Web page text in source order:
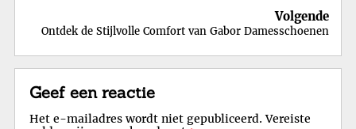
Volgende
Ontdek de Stijlvolle Comfort van Gabor Damesschoenen
Geef een reactie
Het e-mailadres wordt niet gepubliceerd. Vereiste